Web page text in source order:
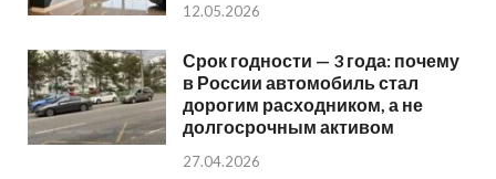
12.05.2026
Срок годности — 3 года: почему
в России автомобиль стал
дорогим расходником, а не
долгосрочным активом
27.04.2026